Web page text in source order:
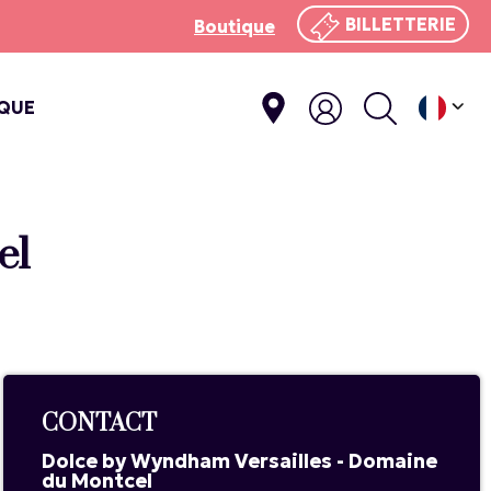
Boutique BILLETTERIE
CONTACT
Dolce by Wyndham Versailles - Domaine
du Montcel